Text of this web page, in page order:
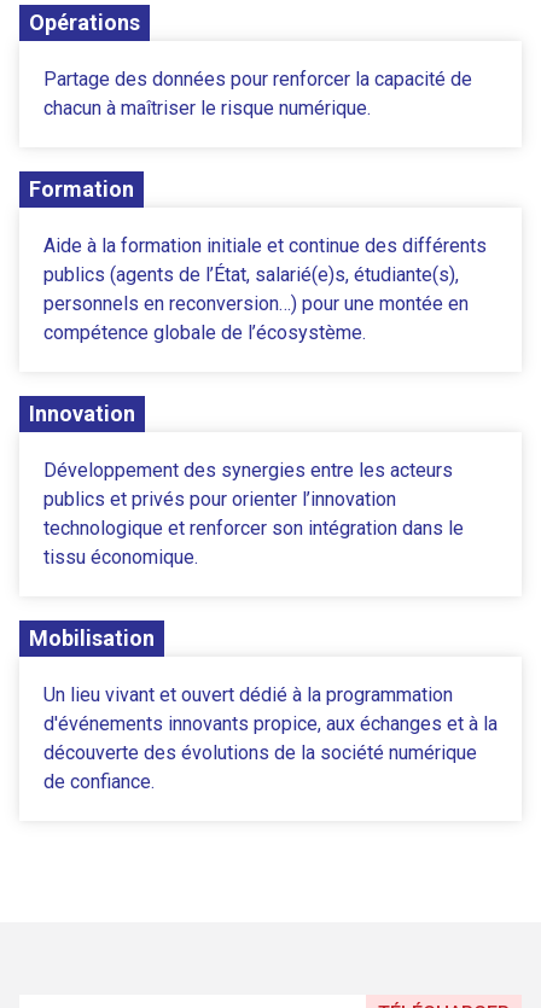
Opérations
Partage des données pour renforcer la capacité de
chacun à maîtriser le risque numérique.
Formation
Aide à la formation initiale et continue des différents
publics (agents de l’État, salarié(e)s, étudiante(s),
personnels en reconversion…) pour une montée en
compétence globale de l’écosystème.
Innovation
Développement des synergies entre les acteurs
publics et privés pour orienter l’innovation
technologique et renforcer son intégration dans le
tissu économique.
Mobilisation
Un lieu vivant et ouvert dédié à la programmation
d'événements innovants propice, aux échanges et à la
découverte des évolutions de la société numérique
de confiance.